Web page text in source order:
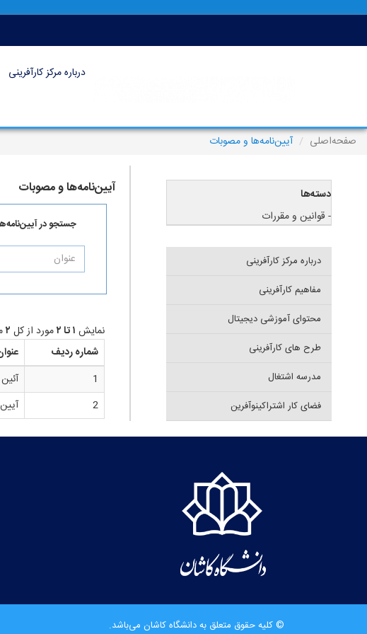
درباره مرکز کارآفرینی
صفحه‌اصلی آیین‌نامه‌ها و مصوبات
آیین‌نامه‌ها و مصوبات
جستجو در
نمایش ۱ تا ۲ مورد از کل ۲
شماره ردیف
1
2
دسته‌ها
- قوانین و مقررات
درباره مرکز کارآفرینی
مفاهیم کارآفرینی
محتوای آموزشی دیجیتال
طرح های کارآفرینی
مدرسه اشتغال
فضای کار اشتراکینوآفرین
© کلیه حقوق متعلق به دانشگاه کاشان می‌باشد.